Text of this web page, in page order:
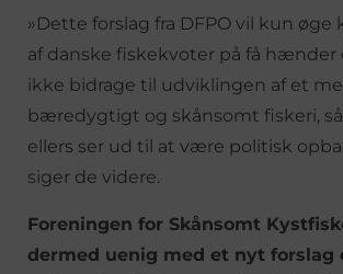
»Dette forslag fra DFPO vil kun øge
af danske fiskekvoter på få hænder
ikke bidrage til udviklingen af et
bæredygtigt og skånsomt fiskeri,
ellers ser ud til at være politisk
siger de videre.
Foreningen for Skånsomt
dermed uenig med et nyt forslag